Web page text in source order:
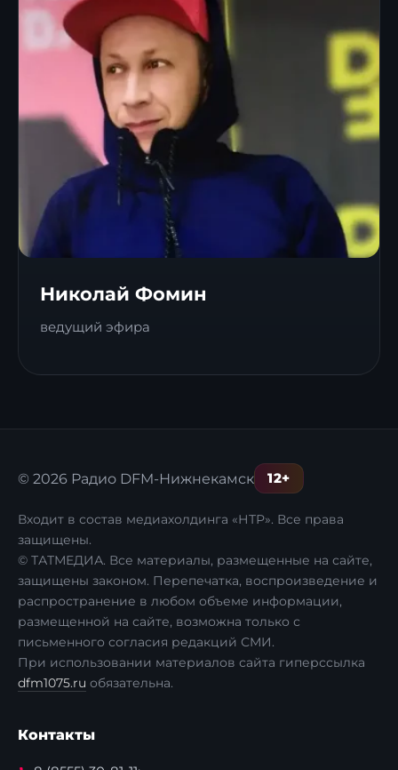
Николай Фомин
ведущий эфира
© 2026 Радио DFM-Нижнекамск 12+
Входит в состав медиахолдинга «НТР». Все права
защищены.
© ТАТМЕДИА. Все материалы, размещенные на сайте,
защищены законом. Перепечатка, воспроизведение и
распространение в любом объеме информации,
размещенной на сайте, возможна только с
письменного согласия редакций СМИ.
При использовании материалов сайта гиперссылка
dfm1075.ru обязательна.
Контакты